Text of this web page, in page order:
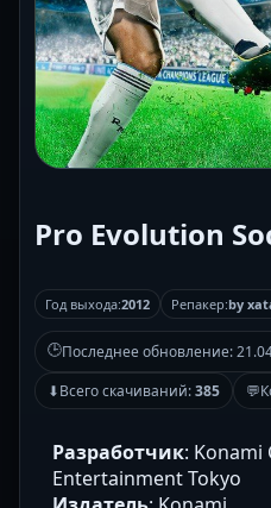
Pro Evolution
Год выхода:2012 Репакер:by
🕒Последнее обновление:
⬇Всего скачиваний:385 💬
Разработчик: Konami
Entertainment Tokyo